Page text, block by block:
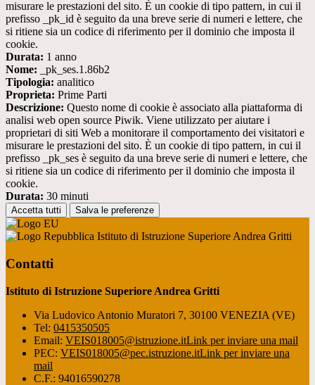
misurare le prestazioni del sito. È un cookie di tipo pattern, in cui il
prefisso _pk_id è seguito da una breve serie di numeri e lettere, che
si ritiene sia un codice di riferimento per il dominio che imposta il
cookie.
Durata: 1 anno
Nome: _pk_ses.1.86b2
Tipologia: analitico
Proprieta: Prime Parti
Descrizione: Questo nome di cookie è associato alla piattaforma di
analisi web open source Piwik. Viene utilizzato per aiutare i
proprietari di siti Web a monitorare il comportamento dei visitatori e
misurare le prestazioni del sito. È un cookie di tipo pattern, in cui il
prefisso _pk_ses è seguito da una breve serie di numeri e lettere, che
si ritiene sia un codice di riferimento per il dominio che imposta il
cookie.
Durata: 30 minuti
Accetta tutti Salva le preferenze
Istituto di Istruzione Superiore Andrea Gritti
Contatti
Istituto di Istruzione Superiore Andrea Gritti
Via Ludovico Antonio Muratori 7, 30100 VENEZIA (VE)
Tel: 0415350505
Email: VEIS018005@istruzione.itLink per inviare una mail
PEC: VEIS018005@pec.istruzione.itLink per inviare una
mail
C.F.: 94016590278